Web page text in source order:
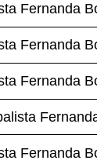
Fernanda
Fernanda
Fernanda
Fernanda